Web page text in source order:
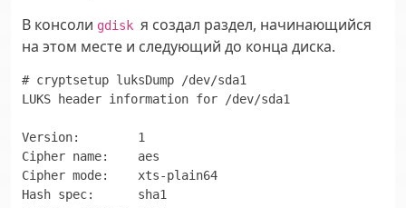
В консоли gdisk я создал раздел, начинающийся
на этом месте и следующий до конца диска.
# cryptsetup luksDump /dev/sda1
LUKS header information for /dev/sda1
Version:        1
Cipher name:    aes
Cipher mode:    xts-plain64
Hash spec:      sha1